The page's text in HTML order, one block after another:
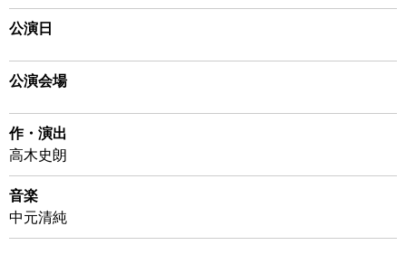
公演日
公演会場
作・演出
高木史朗
音楽
中元清純